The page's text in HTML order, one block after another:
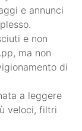
e annunci
e non
ma non
di
a leggere
veloci, filtri